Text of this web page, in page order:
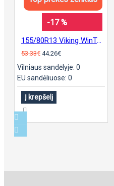
-17 %
155/80R13 Viking WinTech padanga
53.33€ 44.26€
Vilniaus sandėlyje: 0
EU sandėliuose: 0
Į krepšelį